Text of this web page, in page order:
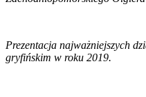
Prezentacja najważniejszych
gryfińskim w roku 2019.